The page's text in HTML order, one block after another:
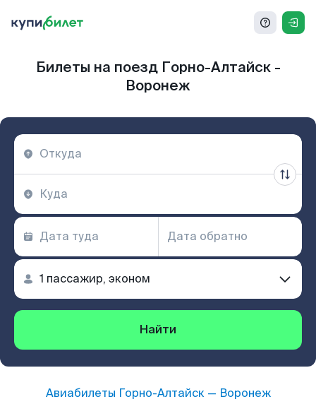
Билеты на поезд Горно-Алтайск -
Воронеж
Найти
Авиабилеты Горно-Алтайск— Воронеж